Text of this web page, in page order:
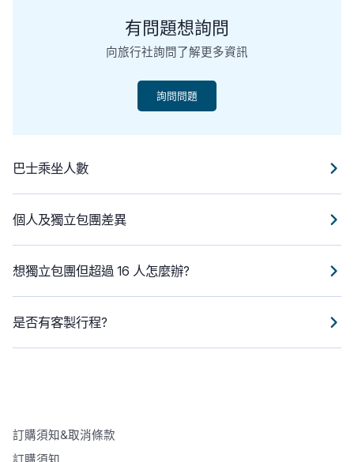
有問題想詢問
向旅行社詢問了解更多資訊
詢問問題
巴士乘坐人數
個人及獨立包團差異
想獨立包團但超過 16 人怎麼辦?
是否有客製行程?
訂購須知&取消條款